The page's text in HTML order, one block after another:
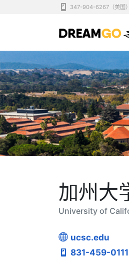
347-904-6267（美国）
加州大
University of
ucsc.edu
831-459-0111